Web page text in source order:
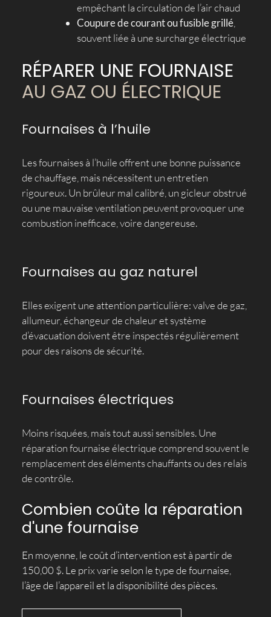
empêchant la circulation de l’air chaud
Coupure de courant ou fusible grillé,
souvent liée à une surcharge électrique
RÉPARER UNE FOURNAISE
AU GAZ OU ÉLECTRIQUE
Fournaises à l’huile
Les fournaises à l’huile offrent une bonne puissance
de chauffage, mais nécessitent un entretien
rigoureux. Un brûleur mal calibré, un gicleur obstrué
ou une mauvaise ventilation peuvent provoquer une
combustion inefficace, voire dangereuse.
Fournaises au gaz naturel
Elles exigent une attention particulière: valve de gaz,
allumeur, échangeur de chaleur et système
d’évacuation doivent être inspectés régulièrement
pour des raisons de sécurité.
Fournaises électriques
Moins risquées, mais tout aussi sensibles. Une
réparation fournaise électrique comprend souvent le
remplacement des éléments chauffants ou des relais
de contrôle.
Combien coûte la réparation
d'une fournaise
En moyenne, le coût d’intervention est à partir de
150,00 $. Le prix varie selon le type de fournaise,
l’âge de l’appareil et la disponibilité des pièces.